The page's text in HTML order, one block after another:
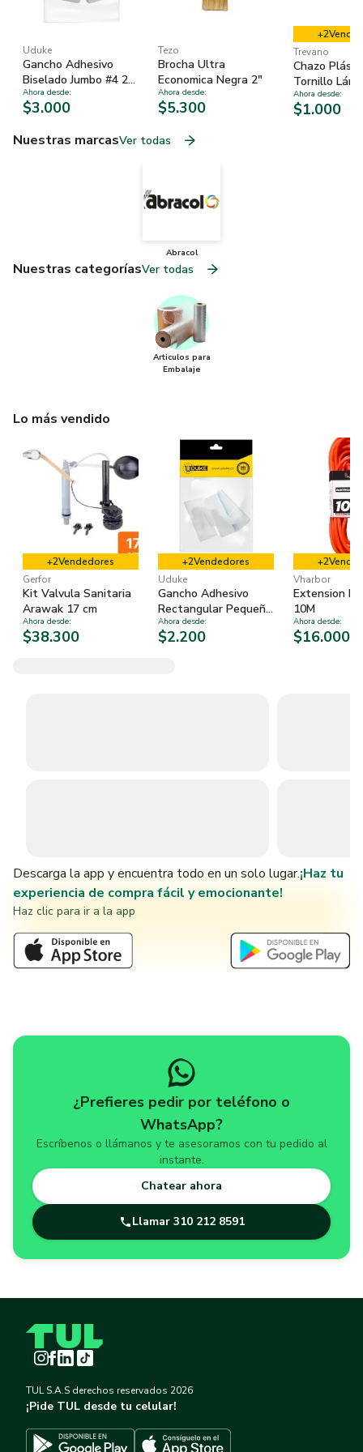
Uduke
Gancho Adhesivo
Biselado Jumbo #4 2
un
Ahora desde:
$3.000
Tezo
Brocha Ultra
Economica Negra 2"
Ahora desde:
$5.300
+2
Trevano
Chazo
Tornillo
Combinado
und
Ahora desde:
$1.000
Nuestras marcasVer todas
Abracol
Nuestras categoríasVer todas
Articulos para
Embalaje
Lo más vendido
+2Vendedores
Gerfor
Kit Valvula Sanitaria
Arawak 17 cm
Ahora desde:
$38.300
+2Vendedores
Uduke
Gancho Adhesivo
Rectangular Pequeño
#1 3 un
Ahora desde:
$2.200
+2
Vharbor
Extension
10M
Ahora desde:
$16.000
Descarga la app y encuentra todo en un solo lugar.¡Haz tu
experiencia de compra fácil y emocionante!
Haz clic para ir a la app
¿Prefieres pedir por teléfono o
WhatsApp?
Escríbenos o llámanos y te asesoramos con tu pedido al
instante.
Chatear ahora
Llamar 310 212 8591
Instagram
Facebook
LinkedInTikTok
TUL S.A.S derechos reservados 2026
¡Pide TUL desde tu celular!